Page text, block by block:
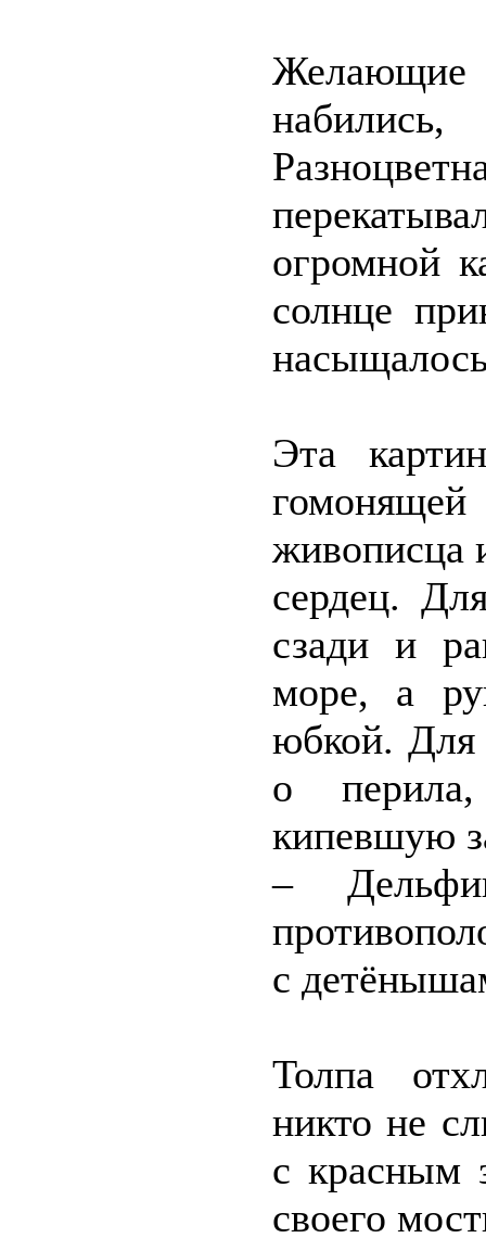
Желающие
огромной
солнце
Эта
гомонящей
живописца
сердец.
сзади и
море, а
юбкой. Для
о
кипевшую
–
с
Толпа
никто не
с красным
своего